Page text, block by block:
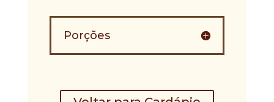
Porções